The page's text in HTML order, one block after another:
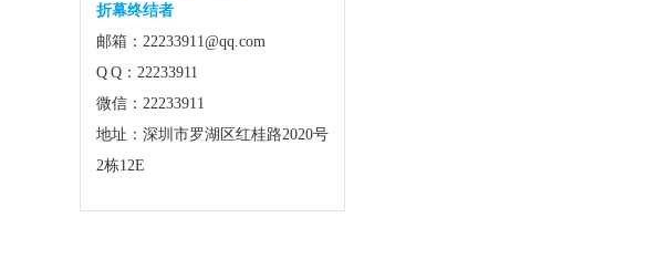
折幕终结者
邮箱：22233911@qq.com
Q Q：22233911
微信：22233911
地址：深圳市罗湖区红桂路2020号
2栋12E